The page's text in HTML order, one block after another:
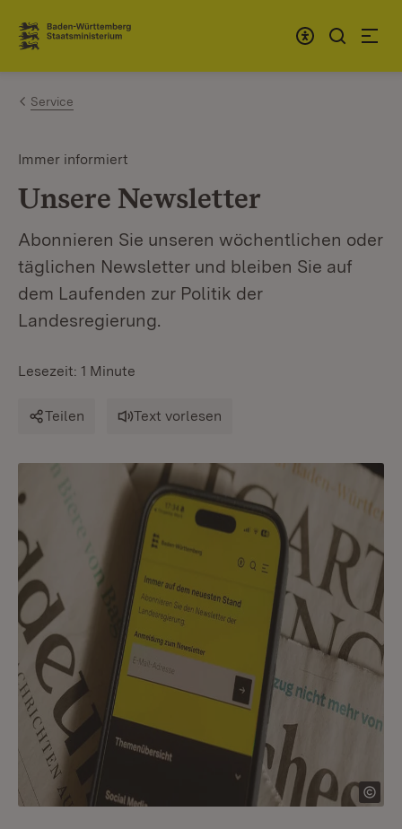
Zum Inhalt springen
Link zur Startseite
Service
Immer informiert
Unsere Newsletter
Abonnieren Sie unseren wöchentlichen oder
täglichen Newsletter und bleiben Sie auf
dem Laufenden zur Politik der
Landesregierung.
Lesezeit: 1 Minute
Teilen Text vorlesen